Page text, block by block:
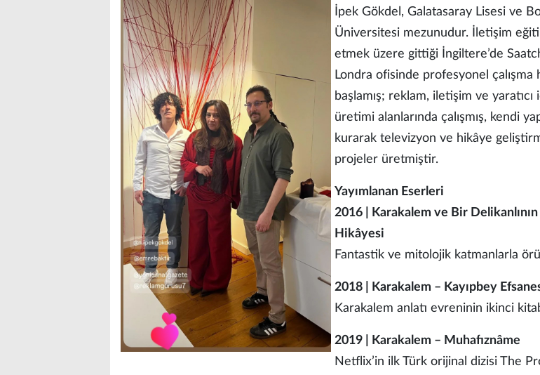
İpek Gökdel, Galatasaray Lisesi ve
Üniversitesi mezunudur. İletişim
etmek üzere gittiği İngiltere’de
Londra ofisinde profesyonel çalışma
başlamış; reklam, iletişim ve yaratıcı
üretimi alanlarında çalışmış, kendi
kurarak televizyon ve hikâye
projeler üretmiştir.
Yayımlanan Eserleri
2016 | Karakalem ve Bir Delikanlının
Hikâyesi
Fantastik ve mitolojik katmanlarla
2018 | Karakalem – Kayıpbey
Karakalem anlatı evreninin ikinci
2019 | Karakalem – Muhafıznâme
Netflix’in ilk Türk orijinal dizisi The